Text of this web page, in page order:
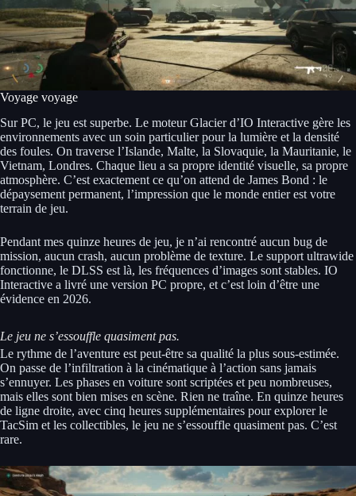
Voyage voyage
Sur PC, le jeu est superbe. Le moteur Glacier d’IO Interactive gère les
environnements avec un soin particulier pour la lumière et la densité
des foules. On traverse l’Islande, Malte, la Slovaquie, la Mauritanie, le
Vietnam, Londres. Chaque lieu a sa propre identité visuelle, sa propre
atmosphère. C’est exactement ce qu’on attend de James Bond : le
dépaysement permanent, l’impression que le monde entier est votre
terrain de jeu.
Pendant mes quinze heures de jeu, je n’ai rencontré aucun bug de
mission, aucun crash, aucun problème de texture. Le support ultrawide
fonctionne, le DLSS est là, les fréquences d’images sont stables. IO
Interactive a livré une version PC propre, et c’est loin d’être une
évidence en 2026.
Le jeu ne s’essouffle quasiment pas.
Le rythme de l’aventure est peut-être sa qualité la plus sous-estimée.
On passe de l’infiltration à la cinématique à l’action sans jamais
s’ennuyer. Les phases en voiture sont scriptées et peu nombreuses,
mais elles sont bien mises en scène. Rien ne traîne. En quinze heures
de ligne droite, avec cinq heures supplémentaires pour explorer le
TacSim et les collectibles, le jeu ne s’essouffle quasiment pas. C’est
rare.